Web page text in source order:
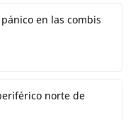
en las combis
norte de